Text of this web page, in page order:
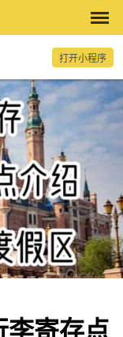
打开小程序
李寄存点